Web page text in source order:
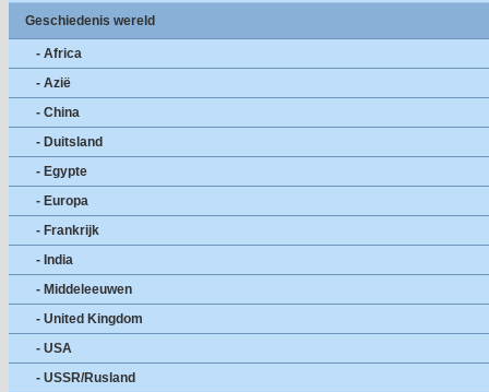
Geschiedenis wereld
- Africa
- Azië
- China
- Duitsland
- Egypte
- Europa
- Frankrijk
- India
- Middeleeuwen
- United Kingdom
- USA
- USSR/Rusland